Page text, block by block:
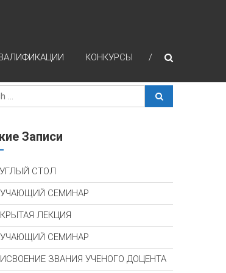
КОНКУРСЫ
Записи
СТОЛ
СЕМИНАР
ЛЕКЦИЯ
СЕМИНАР
ЗВАНИЯ УЧЕНОГО ДОЦЕНТА